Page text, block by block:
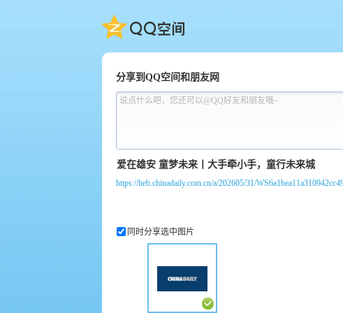
QQ空间
分享到QQ空间和朋友网
说点什么吧，您还可以@QQ好友和朋友哦~
https://heb.chinadaily.com.cn/a/202605/31/
同时分享选中图片